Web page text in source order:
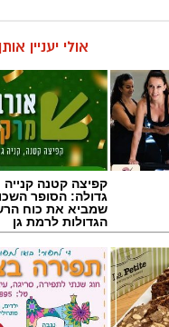
אולי יעניין
קפיצה קטנה קנייה
גדולה: הסופר
שמביא את כוח
הגדולות לרמת גן